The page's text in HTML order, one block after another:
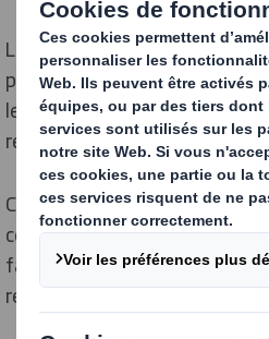
Les solutions d’innovation en
permettent de répondre à
le recours à un emballage
respectueux de
Ceci, en proposant des
ceux des emballages à base
favorisant le recours à un
réduction des déchets.